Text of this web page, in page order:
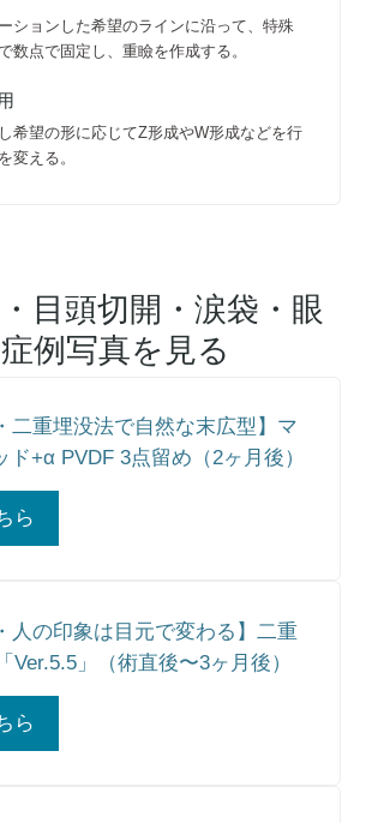
ションした希望のラインに沿って、特殊
数点で固定し、重瞼を作成する。
希望の形に応じてZ形成やW形成などを行
変える。
目頭切開・涙袋・眼
例写真を見る
二重埋没法で自然な末広型】マ
ド+α PVDF 3点留め（2ヶ月後）
ら
人の印象は目元で変わる】二重
Ver.5.5」（術直後〜3ヶ月後）
ら